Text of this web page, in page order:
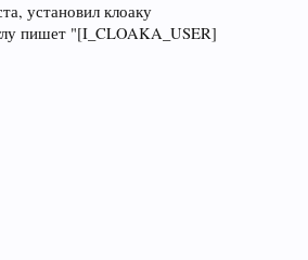
установил клоаку
пишет "[I_CLOAKA_USER]